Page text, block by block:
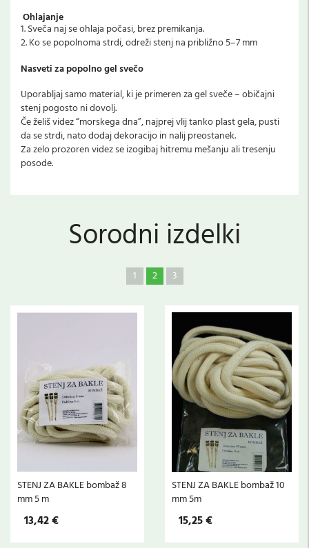
Ohlajanje
1. Sveča naj se ohlaja počasi, brez premikanja.
2. Ko se popolnoma strdi, odreži stenj na približno 5–7 mm
Nasveti za popolno gel svečo
Uporabljaj samo material, ki je primeren za gel sveče – običajni
stenj pogosto ni dovolj.
Če želiš videz “morskega dna”, najprej vlij tanko plast gela, pusti
da se strdi, nato dodaj dekoracijo in nalij preostanek.
Za zelo prozoren videz se izogibaj hitremu mešanju ali tresenju
posode.
Sorodni izdelki
1 2 3
STENJ ZA BAKLE bombaž 8
mm 5 m
13,42 €
STENJ ZA BAKLE bombaž 10
mm 5m
15,25 €